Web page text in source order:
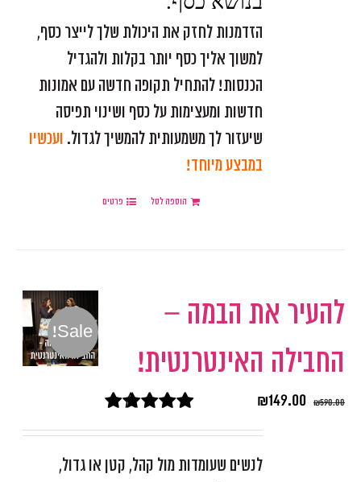
הזדמנות לחזק את היכולת שלך לייצר כסף,
למשוך אליך כסף יותר בקלות ולהגדיל
הכנסות! להתחיל תקופה חדשה עם אמונות
חדשות ומעצימות על כסף ושינוי תפיסה
שיעזור לך משמעותית להמשיך לגדול. ועכשיו
במבצע מיוחד!
הוספה לסל פרטים
Sale!
להעיר את הבמה –
החבילה האינטרנטית!
דורג5.00
₪590.00
₪149.00
לנשים שעומדות מול קהל, קטן או גדול,